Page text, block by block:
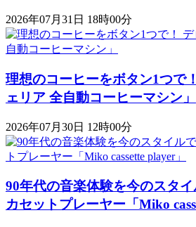
2026年07月31日 18時00分
理想のコーヒーをボタン1つで
ェリア 全自動コーヒーマシン」
2026年07月30日 12時00分
90年代の音楽体験を今のスタ
カセットプレーヤー「Miko